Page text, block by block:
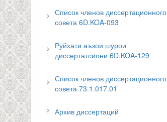
Список членов диссертационного
совета 6D.KOA-093
Рӯйхати аъзои шӯрои
диссертатсиони 6D.KOA-129
Список членов диссертационного
совета 73.1.017.01
Архив диссертаций